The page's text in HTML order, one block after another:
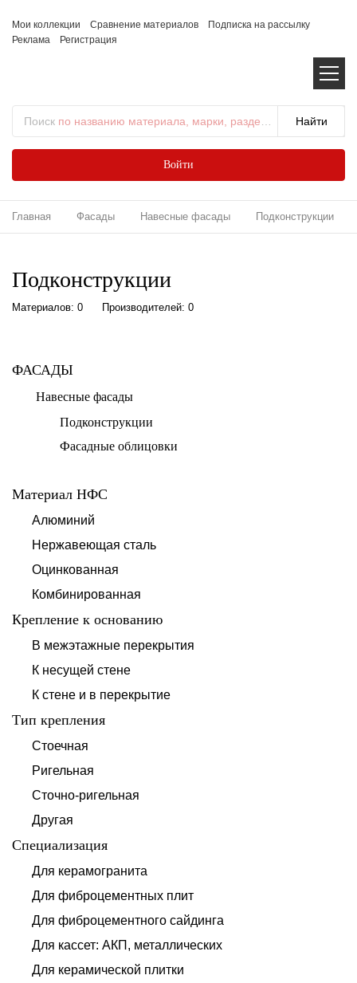
Мои коллекции Сравнение материалов
Подписка на рассылку
Реклама
Регистрация
Поиск по названию материала, марки, раздела...
Войти
Главная Фасады Навесные фасады Подконструкции
Подконструкции
Материалов: 0 Производителей: 0
ФАСАДЫ
Навесные фасады
Подконструкции
Фасадные облицовки
Материал НФС
Алюминий
Нержавеющая сталь
Оцинкованная
Комбинированная
Крепление к основанию
В межэтажные перекрытия
К несущей стене
К стене и в перекрытие
Тип крепления
Стоечная
Ригельная
Сточно-ригельная
Другая
Специализация
Для керамогранита
Для фиброцементных плит
Для фиброцементного сайдинга
Для кассет: АКП, металлических
Для керамической плитки